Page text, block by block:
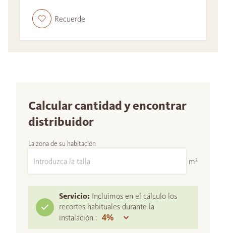
Recuerde
Calcular cantidad y encontrar
distribuidor
La zona de su habitación
m²
Servicio: Incluimos en el cálculo los
recortes habituales durante la
instalación :